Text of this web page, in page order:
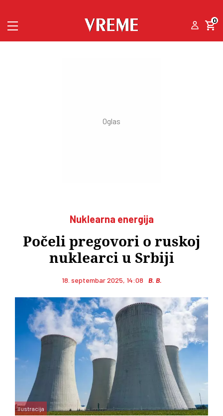
0
Nuklearna energija
Počeli pregovori o ruskoj
nuklearci u Srbiji
18. septembar 2025, 14:08 B. B.
Ilustracija